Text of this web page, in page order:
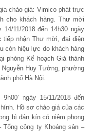
chào giá: Vimico phát trực
cho khách hàng. Thư mời
11/2018 đến 14h30 ngày
tiếp nhận Thư mời, đại diện
còn hiệu lực do khách hàng
phòng Kế hoạch Giá thành
Huy Tưởng, phường
phố Hà Nội.
ngày 15/11/2018 đến
Hồ sơ chào giá của các
bì dán kín có niêm phong
công ty Khoáng sản –